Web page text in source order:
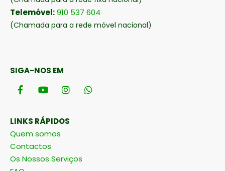
(Chamada para a rede fixa nacional)
Telemóvel: 910 537 604
(Chamada para a rede móvel nacional)
SIGA-NOS EM
Quem somos
Os Nossos Serviços